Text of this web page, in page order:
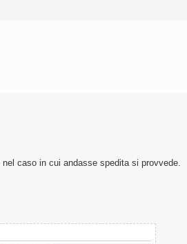
caso in cui andasse spedita si provvede.